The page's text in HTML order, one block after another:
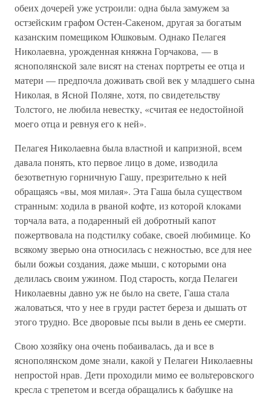
обеих дочерей уже устроили: одна была замужем за
остзейским графом Остен-Сакеном, другая за богатым
казанским помещиком Юшковым. Однако Пелагея
Николаевна, урожденная княжна Горчакова, — в
яснополянской зале висят на стенах портреты ее отца и
матери — предпочла доживать свой век у младшего сына
Николая, в Ясной Поляне, хотя, по свидетельству
Толстого, не любила невестку, «считая ее недостойной
моего отца и ревнуя его к ней».
Пелагея Николаевна была властной и капризной, всем
давала понять, кто первое лицо в доме, изводила
безответную горничную Гашу, презрительно к ней
обращаясь «вы, моя милая». Эта Гаша была существом
странным: ходила в рваной кофте, из которой клоками
торчала вата, а подаренный ей добротный капот
пожертвовала на подстилку собаке, своей любимице. Ко
всякому зверью она относилась с нежностью, все для нее
были божьи создания, даже мыши, с которыми она
делилась своим ужином. Под старость, когда Пелагеи
Николаевны давно уж не было на свете, Гаша стала
жаловаться, что у нее в груди растет береза и дышать от
этого трудно. Все дворовые псы выли в день ее смерти.
Свою хозяйку она очень побаивалась, да и все в
яснополянском доме знали, какой у Пелагеи Николаевны
непростой нрав. Дети проходили мимо ее вольтеровского
кресла с трепетом и всегда обращались к бабушке на